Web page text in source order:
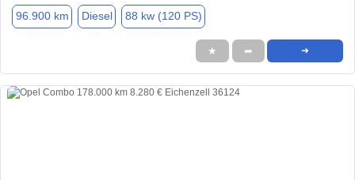
96.900 km Diesel 88 kw (120 PS)
★ ➦ ➜